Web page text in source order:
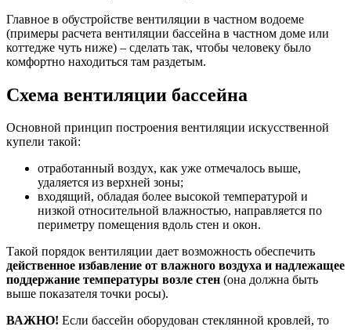
Главное в обустройстве вентиляции в частном водоеме
(примеры расчета вентиляции бассейна в частном доме или
коттедже чуть ниже) – сделать так, чтобы человеку было
комфортно находиться там раздетым.
Схема вентиляции бассейна
Основной принцип построения вентиляции искусственной
купели такой:
отработанный воздух, как уже отмечалось выше,
удаляется из верхней зоны;
входящий, обладая более высокой температурой и
низкой относительной влажностью, направляется по
периметру помещения вдоль стен и окон.
Такой порядок вентиляции дает возможность обеспечить
действенное избавление от влажного воздуха и надлежащее
поддержание температуры возле стен (она должна быть
выше показателя точки росы).
ВАЖНО! Если бассейн оборудован стеклянной кровлей, то